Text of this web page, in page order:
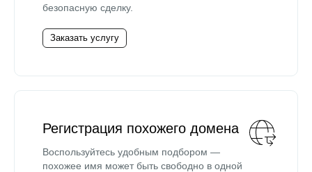
безопасную сделку.
Заказать услугу
Регистрация похожего домена
Воспользуйтесь удобным подбором —
похожее имя может быть свободно в одной